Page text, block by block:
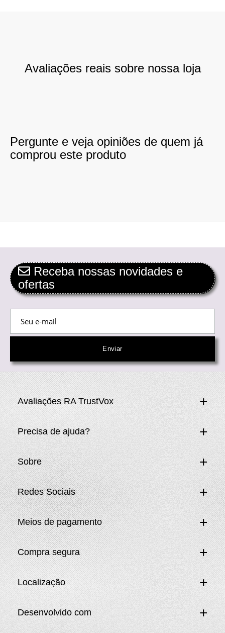
Avaliações reais sobre nossa loja
Pergunte e veja opiniões de quem já
comprou este produto
Receba nossas novidades e
ofertas
Avaliações RA TrustVox
Precisa de ajuda?
Sobre
Redes Sociais
Meios de pagamento
Compra segura
Localização
Desenvolvido com